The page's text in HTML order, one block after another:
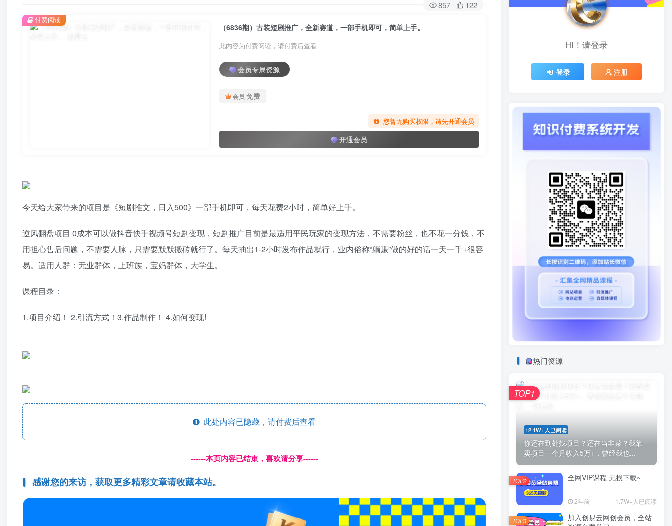
857 122
（6836期）古装短剧推广，全新赛道，一部手机即可，简单上手。
此内容为付费阅读，请付费后查看
会员专属资源
会员 免费
您暂无购买权限，请先开通会员
开通会员
付费阅读
今天给大家带来的项目是《短剧推文，日入500》一部手机即可，每天花费2小时，简单好上手。
逆风翻盘项目 0成本可以做抖音快手视频号短剧变现，短剧推广目前是最适用平民玩家的变现方法，不需要粉丝，也不花一分钱，不
用担心售后问题，不需要人脉，只需要默默搬砖就行了。每天抽出1-2小时发布作品就行，业内俗称“躺赚”做的好的话一天一千+很容
易。适用人群：无业群体，上班族，宝妈群体，大学生。
课程目录：
1.项目介绍！ 2.引流方式！3.作品制作！ 4.如何变现!
此处内容已隐藏，请付费后查看
------本页内容已结束，喜欢请分享------
感谢您的来访，获取更多精彩文章请收藏本站。
HI！请登录
登录 注册
热门资源
12.1W+人已阅读
你还在到处找项目？还在当韭菜？我靠
卖项目一个月收入5万+，曾经我也...
TOP1
全网VIP课程 无损下载~
2年前 1.7W+人已阅读
TOP2
加入创易云网创会员，全站
TOP3